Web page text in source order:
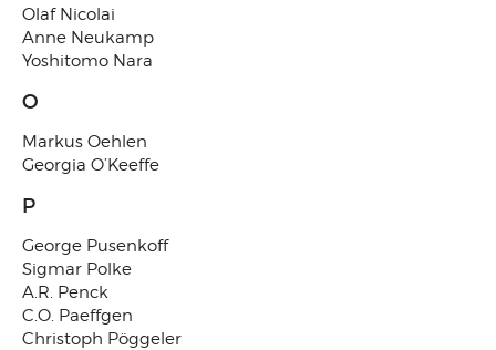
Olaf Nicolai
Anne Neukamp
Yoshitomo Nara
O
Markus Oehlen
Georgia O’Keeffe
P
George Pusenkoff
Sigmar Polke
A.R. Penck
C.O. Paeffgen
Christoph Pöggeler